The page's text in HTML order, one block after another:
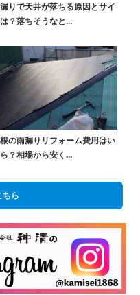
りで天井が落ちる原因とサイ
？落ちそうなと...
の雨漏りリフォーム費用はい
ら？相場から安く...
ちら